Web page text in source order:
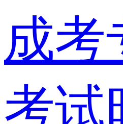
成考
考试